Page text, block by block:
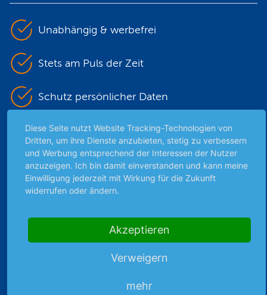
Unabhängig & werbefrei
Stets am Puls der Zeit
Schutz persönlicher Daten
Sicher mit SSL-Verschlüsselung
Highlights
Börsengespräche
Diese Seite nutzt Website Tracking-Technologien von
Dritten, um ihre Dienste anzubieten, stetig zu verbessern
und Werbung entsprechend der Interessen der Nutzer
anzuzeigen. Ich bin damit einverstanden und kann meine
Einwilligung jederzeit mit Wirkung für die Zukunft
widerrufen oder ändern.
Akzeptieren
Verweigern
mehr